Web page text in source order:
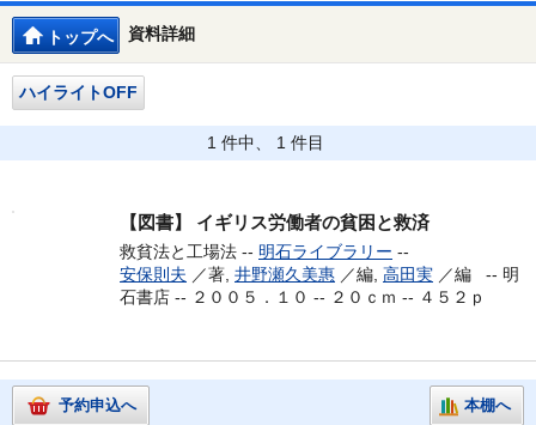
資料詳細
トップへ
ハイライトOFF
1 件中、 1 件目
【図書】 イギリス労働者の貧困と救済
救貧法と工場法 -- 明石ライブラリー --
安保則夫 ／著, 井野瀬久美惠 ／編, 高田実 ／編 -- 明
石書店 -- ２００５．１０ -- ２０ｃｍ -- ４５２ｐ
予約申込へ 本棚へ